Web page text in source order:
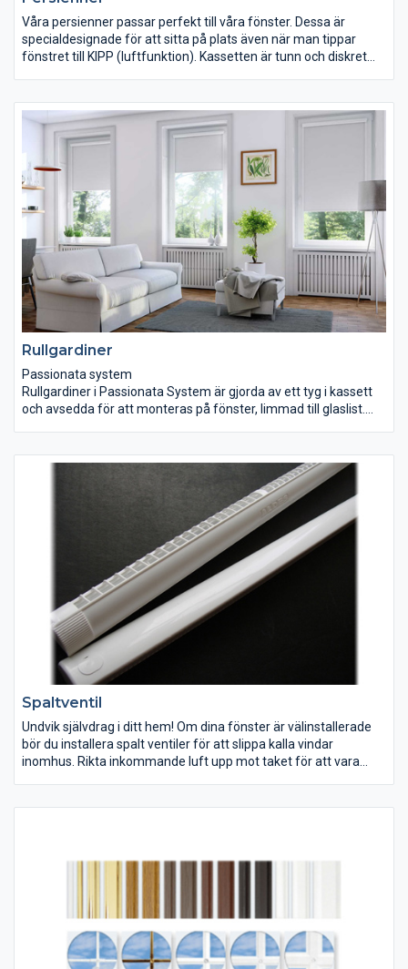
Våra persienner passar perfekt till våra fönster. Dessa är
specialdesignade för att sitta på plats även när man tippar
fönstret till KIPP (luftfunktion). Kassetten är tunn och diskret
i aluminium och har manuell omställning. Persiennerna
levereras i bredderna 16-25 mm. Produkten måttanpassas
direkt i fabrik och du behöver inte kontrollmäta.
Rullgardiner
Passionata system
Rullgardiner i Passionata System är gjorda av ett tyg i kassett
och avsedda för att monteras på fönster, limmad till glaslist.
Självlåsande-mekanism möjliggör att stoppa tyget i varje
Spaltventil
Undvik självdrag i ditt hem! Om dina fönster är välinstallerade
bör du installera spalt ventiler för att slippa kalla vindar
inomhus. Rikta inkommande luft upp mot taket för att vara